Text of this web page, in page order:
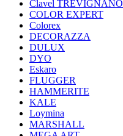
Clavel TREVIGNANO
COLOR EXPERT
Colorex
DECORAZZA
DULUX
DYO
Eskaro
FLUGGER
HAMMERITE
KALE
Loymina
MARSHALL